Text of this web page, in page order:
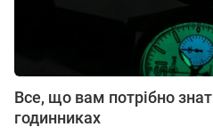
Все, що вам потрібно
годинниках